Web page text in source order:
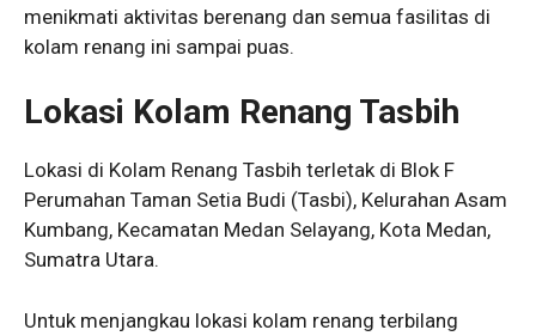
menikmati aktivitas berenang dan semua fasilitas di
kolam renang ini sampai puas.
Lokasi Kolam Renang Tasbih
Lokasi di Kolam Renang Tasbih terletak di Blok F
Perumahan Taman Setia Budi (Tasbi), Kelurahan Asam
Kumbang, Kecamatan Medan Selayang, Kota Medan,
Sumatra Utara.
Untuk menjangkau lokasi kolam renang terbilang